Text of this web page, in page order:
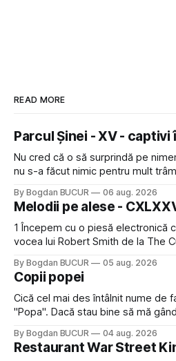
READ MORE
Parcul Șinei - XV - captivi
Nu cred că o să surprindă pe
nu s-a făcut nimic pentru mult
timp pui și latră prin gard la lumea
avut, în schimb, o belea
By Bogdan BUCUR 06 aug. 2026
Melodii pe alese -
1 Începem cu o piesă electronică
vocea lui Robert Smith de la The
a dovedit că jumătatea masculină
dubioasă...) 2. Băgăm la
By Bogdan BUCUR 05 aug. 2026
Copii popei
Cică cel mai des întâlnit nume de
"Popa". Dacă stau bine să mă
Dexonline spune de etimologia
veni din slava veche, popŭ,
By Bogdan BUCUR 04 aug. 2026
Restaurant War Street